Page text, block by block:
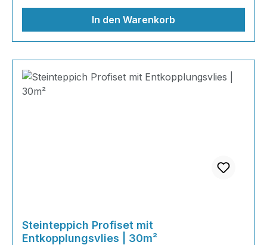
Grundierung AT-EG 30 24kg
In den Warenkorb
Steinteppich Profiset mit
Entkopplungsvlies | 30m²